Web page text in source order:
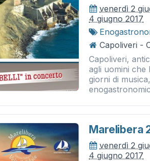
venerdì 2
4 giugno 2017
Capoliveri -
Capoliveri,
agli uomini che
giorni di
Marelibera
venerdì 2
4 giugno 2017